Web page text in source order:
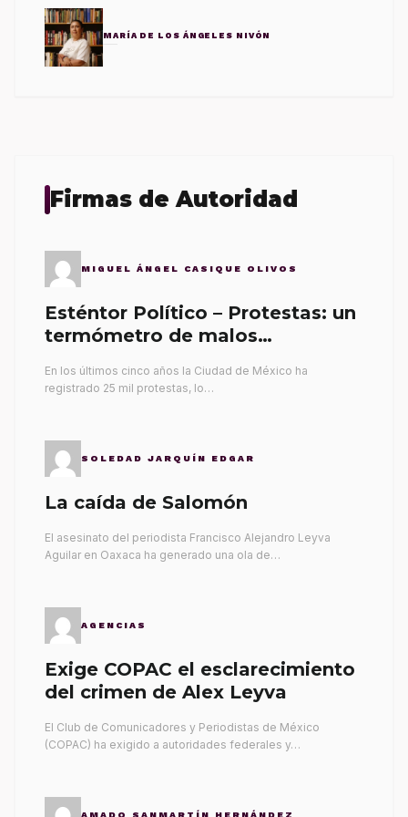
MARÍA DE LOS ÁNGELES NIVÓN
Firmas de Autoridad
MIGUEL ÁNGEL CASIQUE OLIVOS
Esténtor Político – Protestas: un
termómetro de malos
En los últimos cinco años la Ciudad de México ha
registrado 25 mil protestas, lo…
SOLEDAD JARQUÍN EDGAR
La caída de Salomón
El asesinato del periodista Francisco Alejandro Leyva
Aguilar en Oaxaca ha generado una ola de…
AGENCIAS
Exige COPAC el esclarecimiento
del crimen de Alex Leyva
El Club de Comunicadores y Periodistas de México
(COPAC) ha exigido a autoridades federales y…
AMADO SANMARTÍN HERNÁNDEZ